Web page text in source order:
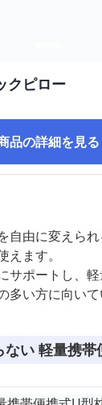
クピロー
品の詳細を見る
自由に変えら
ます。
サポートし、
い方に向いて
い 軽量携